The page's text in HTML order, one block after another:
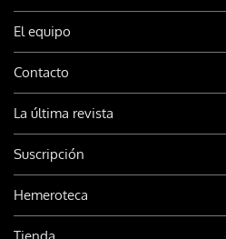
El equipo
Contacto
La última revista
Suscripción
Hemeroteca
Tienda